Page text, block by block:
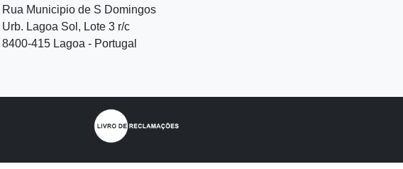
Rua Municipio de S Domingos
Urb. Lagoa Sol, Lote 3 r/c
8400-415 Lagoa - Portugal